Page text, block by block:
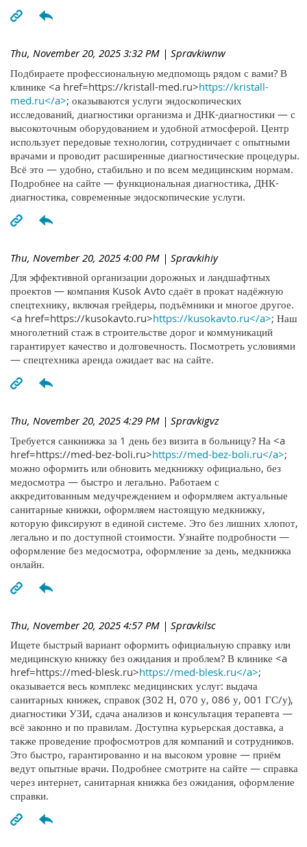
Thu, November 20, 2025 3:32 PM | Spravkiwnw
Подбираете профессиональную медпомощь рядом с вами? В
клинике <a href=https://kristall-med.ru>https://kristall-
med.ru</a>; оказываются услуги эндоскопических
исследований, диагностики организма и ДНК-диагностики — с
высокоточным оборудованием и удобной атмосферой. Центр
использует передовые технологии, сотрудничает с опытными
врачами и проводит расширенные диагностические процедуры.
Всё это — удобно, стабильно и по всем медицинским нормам.
Подробнее на сайте — функциональная диагностика, ДНК-
диагностика, современные эндоскопические услуги.
Thu, November 20, 2025 4:00 PM | Spravkihiy
Для эффективной организации дорожных и ландшафтных
проектов — компания Kusok Avto сдаёт в прокат надёжную
спецтехнику, включая грейдеры, подъёмники и многое другое.
<a href=https://kusokavto.ru>https://kusokavto.ru</a>; Наш
многолетний стаж в строительстве дорог и коммуникаций
гарантирует качество и долговечность. Посмотреть условиями
— спецтехника аренда ожидает вас на сайте.
Thu, November 20, 2025 4:29 PM | Spravkigvz
Требуется санкнижка за 1 день без визита в больницу? На <a
href=https://med-bez-boli.ru>https://med-bez-boli.ru</a>;
можно оформить или обновить медкнижку официально, без
медосмотра — быстро и легально. Работаем с
аккредитованным медучреждением и оформляем актуальные
санитарные книжки, оформляем настоящую медкнижку,
которую фиксируют в единой системе. Это без лишних хлопот,
легально и по доступной стоимости. Узнайте подробности —
оформление без медосмотра, оформление за день, медкнижка
онлайн.
Thu, November 20, 2025 4:57 PM | Spravkilsc
Ищете быстрый вариант оформить официальную справку или
медицинскую книжку без ожидания и проблем? В клинике <a
href=https://med-blesk.ru>https://med-blesk.ru</a>;
оказывается весь комплекс медицинских услуг: выдача
санитарных книжек, справок (302 Н, 070 у, 086 у, 001 ГС/у),
диагностики УЗИ, сдача анализов и консультация терапевта —
всё законно и по правилам. Доступна курьерская доставка, а
также проведение профосмотров для компаний и сотрудников.
Это быстро, гарантированно и на высоком уровне — приём
ведут опытные врачи. Подробнее смотрите на сайте — справка
через интернет, санитарная книжка без ожидания, оформление
справки.